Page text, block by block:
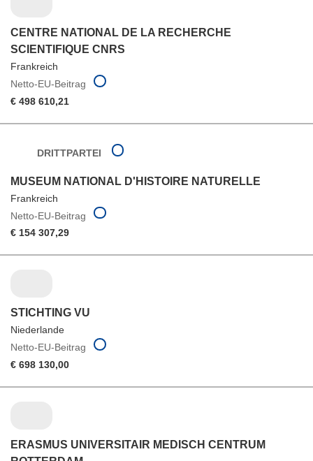
CENTRE NATIONAL DE LA RECHERCHE
SCIENTIFIQUE CNRS
Frankreich
Netto-EU-Beitrag
€ 498 610,21
DRITTPARTEI
MUSEUM NATIONAL D'HISTOIRE NATURELLE
Frankreich
Netto-EU-Beitrag
€ 154 307,29
STICHTING VU
Niederlande
Netto-EU-Beitrag
€ 698 130,00
ERASMUS UNIVERSITAIR MEDISCH CENTRUM